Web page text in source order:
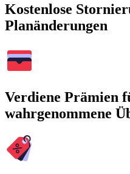
Kostenlose
Planänderungen
Verdiene Prämien
wahrgenommene